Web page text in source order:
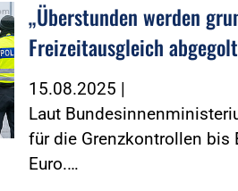
„Überstunden werden
Freizeitausgleich
15.08.2025 |
Laut
für die Grenzkontrollen
Euro.…